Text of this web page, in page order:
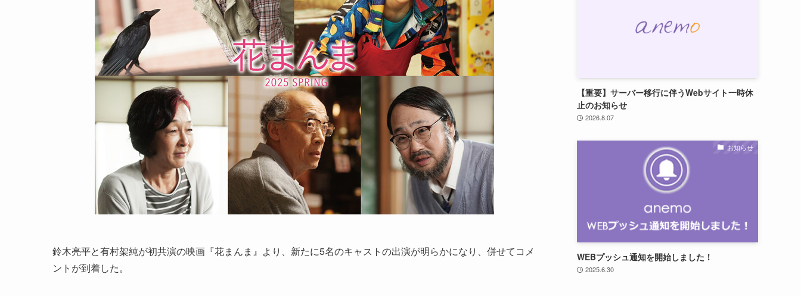
鈴木亮平と有村架純が初共演の映画『花まんま』より、新たに5名のキャストの出演が明らかになり、併せてコメ
ントが到着した。
【重要】サーバー移行に伴うWebサイト一時休
止のお知らせ
2026.8.07
お知らせ
WEBプッシュ通知を開始しました！
2025.6.30